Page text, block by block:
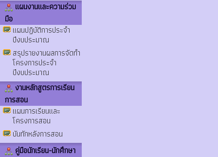
แผนงานและความร่วม
มือ
แผนปฏิบัติการประจำ
ปีงบประมาณ
สรุปรายงานผลการจัดทำ
โครงการประจำ
ปีงบประมาณ
งานหลักสูตรการเรียน
การสอน
แผนการเรียนและ
โครงการสอน
บันทักหลังการสอน
คู่มือนักเรียน-นักศึกษา